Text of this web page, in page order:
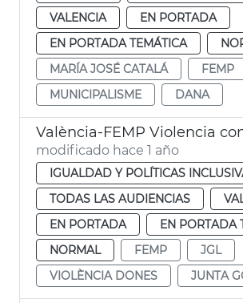
VALENCIA
EN PORTADA
EN PORTADA TEMÁTICA
MARÍA JOSÉ CATALÁ
FEMP
MUNICIPALISME
DANA
modificado hace 1 año
IGUALDAD Y POLÍTICAS
TODAS LAS AUDIENCIAS
EN PORTADA
EN PORTADA
NORMAL
FEMP
JGL
VIOLÈNCIA DONES
JUNTA